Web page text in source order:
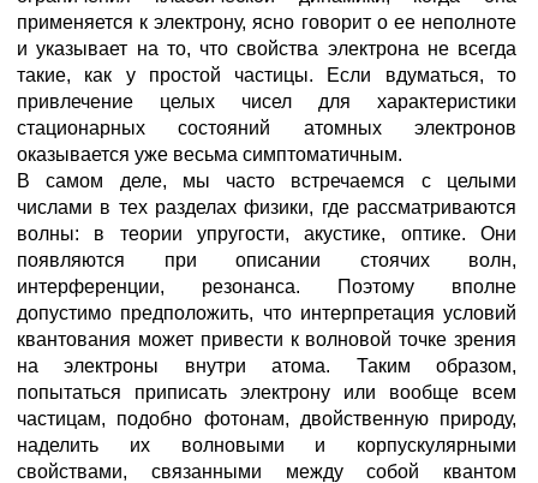
применяется к электрону, ясно говорит о ее неполноте
и указывает на то, что свойства электрона не всегда
такие, как у простой частицы. Если вдуматься, то
привлечение целых чисел для характеристики
стационарных состояний атомных электронов
оказывается уже весьма симптоматичным.
В самом деле, мы часто встречаемся с целыми
числами в тех разделах физики, где рассматриваются
волны: в теории упругости, акустике, оптике. Они
появляются при описании стоячих волн,
интерференции, резонанса. Поэтому вполне
допустимо предположить, что интерпретация условий
квантования может привести к волновой точке зрения
на электроны внутри атома. Таким образом,
попытаться приписать электрону или вообще всем
частицам, подобно фотонам, двойственную природу,
наделить их волновыми и корпускулярными
свойствами, связанными между собой квантом